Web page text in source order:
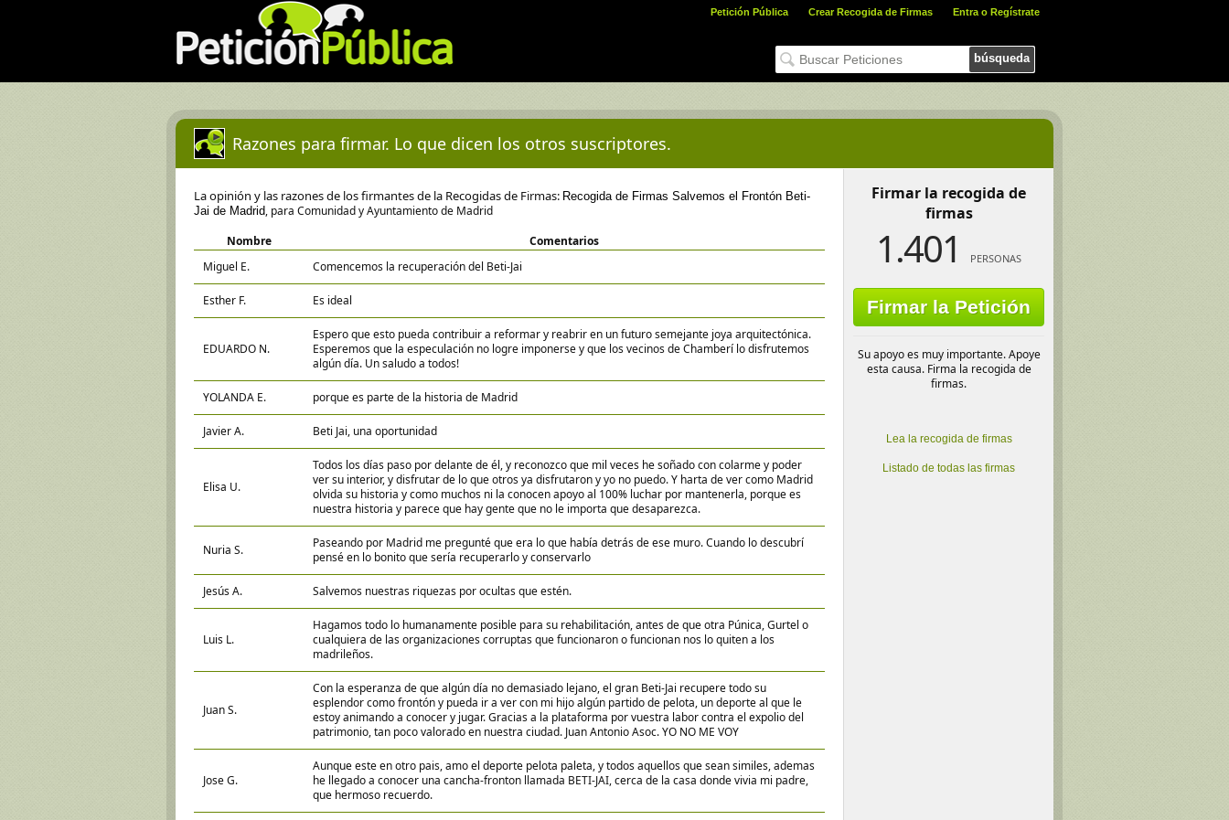
Petición Pública Crear Recogida de Firmas Entra o Regístrate
búsqueda
Razones para firmar. Lo que dicen los otros suscriptores.
La opinión y las razones de los firmantes de la Recogidas de Firmas: Recogida de Firmas Salvemos el Frontón Beti-
Jai de Madrid, para Comunidad y Ayuntamiento de Madrid
Nombre
Comentarios
Miguel E.
Comencemos la recuperación del Beti-Jai
Esther F. Es ideal
EDUARDO N.
Espero que esto pueda contribuir a reformar y reabrir en un futuro semejante joya arquitectónica.
Esperemos que la especulación no logre imponerse y que los vecinos de Chamberí lo disfrutemos
algún día. Un saludo a todos!
YOLANDA E. porque es parte de la historia de Madrid
Javier A. Beti Jai, una oportunidad
Elisa U.
Todos los días paso por delante de él, y reconozco que mil veces he soñado con colarme y poder
ver su interior, y disfrutar de lo que otros ya disfrutaron y yo no puedo. Y harta de ver como Madrid
olvida su historia y como muchos ni la conocen apoyo al 100% luchar por mantenerla, porque es
nuestra historia y parece que hay gente que no le importa que desaparezca.
Nuria S.
Paseando por Madrid me pregunté que era lo que había detrás de ese muro. Cuando lo descubrí
pensé en lo bonito que sería recuperarlo y conservarlo
Jesús A. Salvemos nuestras riquezas por ocultas que estén.
Luis L.
Hagamos todo lo humanamente posible para su rehabilitación, antes de que otra Púnica, Gurtel o
cualquiera de las organizaciones corruptas que funcionaron o funcionan nos lo quiten a los
madrileños.
Juan S.
Con la esperanza de que algún día no demasiado lejano, el gran Beti-Jai recupere todo su
esplendor como frontón y pueda ir a ver con mi hijo algún partido de pelota, un deporte al que le
estoy animando a conocer y jugar. Gracias a la plataforma por vuestra labor contra el expolio del
patrimonio, tan poco valorado en nuestra ciudad. Juan Antonio Asoc. YO NO ME VOY
Jose G.
Aunque este en otro pais, amo el deporte pelota paleta, y todos aquellos que sean similes, ademas
he llegado a conocer una cancha-fronton llamada BETI-JAI, cerca de la casa donde vivia mi padre,
que hermoso recuerdo.
Firmar la recogida de
firmas
1.401 PERSONAS
Firmar la Petición
Su apoyo es muy importante. Apoye
esta causa. Firma la recogida de
firmas.
Lea la recogida de firmas
Listado de todas las firmas